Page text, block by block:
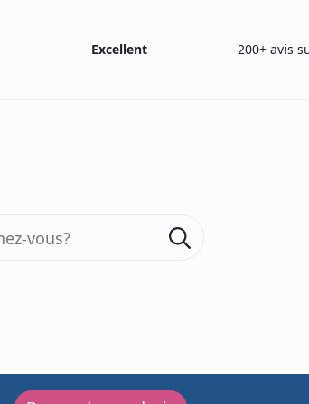
Excellent 200+ avis